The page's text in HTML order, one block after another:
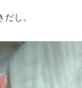
し。